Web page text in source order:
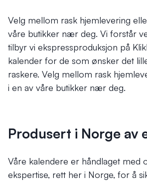
Velg mellom rask hjemlevering
våre butikker nær deg. Vi forstår
tilbyr vi ekspressproduksjon på
kalender for de som ønsker det
raskere. Velg mellom rask
i en av våre butikker nær deg.
Produsert i Norge av
Våre kalendere er håndlaget med
ekspertise, rett her i Norge, for å